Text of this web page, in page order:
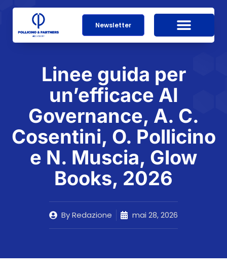
Newsletter
Linee guida per
un’efficace AI
Governance, A. C.
Cosentini, O. Pollicino
e N. Muscia, Glow
Books, 2026
ByRedazione mai 28, 2026